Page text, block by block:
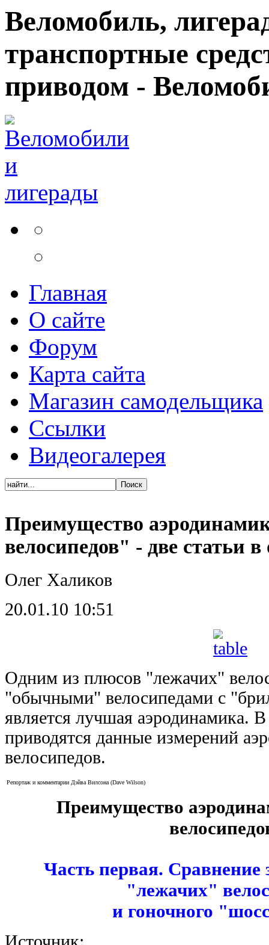
Веломобиль,
транспортные
приводом -
Главная
О сайте
Форум
Карта сайта
Магазин самодельщика
Ссылки
Видеогалерея
Преимущество
велосипедов" - две статьи в
Олег Халиков
20.01.10 10:51
Одним из плюсов "лежачих"
"обычными" велосипедами с
является лучшая аэродинамика. В
приводятся данные измерений
велосипедов.
Репортаж и комментарии Дэйва Вилсона (Dave Wilson)
Преимущество
Часть первая. Сравнение
"лежачих"
и гоночного